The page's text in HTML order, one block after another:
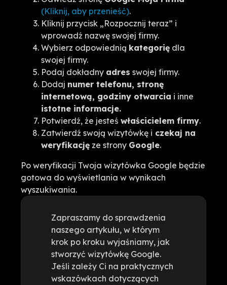
(Kliknij, aby przenieść).
Kliknij przycisk „Rozpocznij teraz” i
wprowadź nazwę swojej firmy.
Wybierz odpowiednią kategoriędla
swojej firmy.
Podaj dokładny adres swojej firmy.
Dodaj numer telefonu, stronę
internetową, godziny otwarcia i inne
istotne informacje.
Potwierdź, że jesteś właścicielem firmy.
Zatwierdź swoją wizytówkę i czekaj na
weryfikacjęze strony Google.
Po weryfikacji Twoja wizytówka Google będzie
gotowa do wyświetlania w wynikach
wyszukiwania.
Zapraszamy do sprawdzenia
naszego artykułu, w którym
krok po kroku wyjaśniamy, jak
stworzyć wizytówkę Google.
Jeśli zależy Ci na praktycznych
wskazówkach dotyczących